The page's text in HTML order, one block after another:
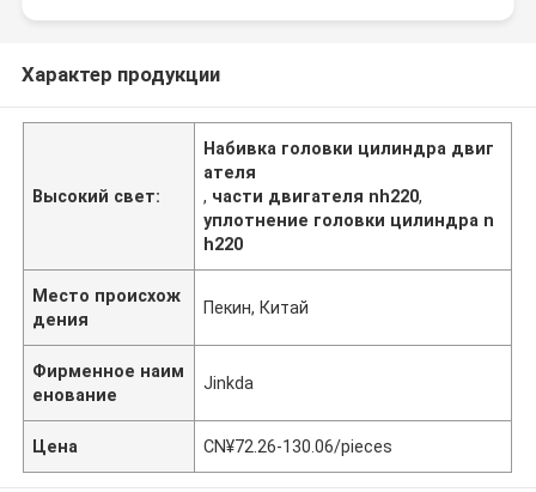
Характер продукции
Высокий свет:
Набивка головки цилиндра двиг
ателя
, части двигателя nh220,
уплотнение головки цилиндра n
h220
Место происхож
дения
Пекин, Китай
Фирменное наим
енование
Jinkda
Цена CN¥72.26-130.06/pieces